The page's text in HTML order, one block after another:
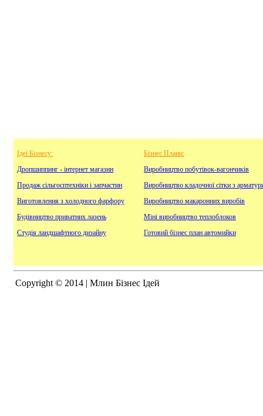
Ідеї Бізнесу:
Дропшиппинг - інтернет магазин
Продаж сільгосптехніки і запчастин
Виготовлення з холодного фарфору
Будівництво приватних лазень
Студія ландшафтного дизайну
Бізнес Плани:
Виробництво побутівок-вагончиків
Виробництво кладочної сітки з
Виробництво макаронних виробів
Міні виробництво теплоблоков
Готовий бізнес план автомийки
Copyright © 2014 | Млин Бізнес Ідей